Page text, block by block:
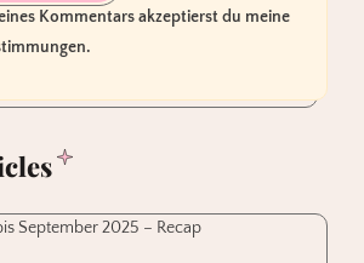
Kommentars akzeptierst du meine